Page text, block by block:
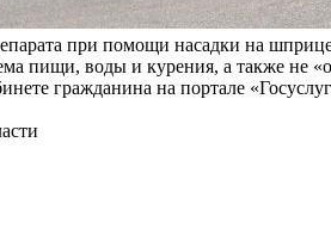
при помощи насадки на
пищи, воды и курения, а также не
гражданина на портале